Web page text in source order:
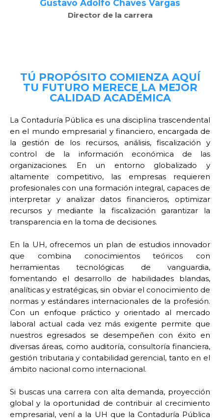
Gustavo Adolfo Chaves Vargas
Director de la carrera
TÚ PROPÓSITO COMIENZA AQUÍ
TU FUTURO MERECE LA MEJOR
CALIDAD ACADÉMICA
La Contaduría Pública es una disciplina trascendental
en el mundo empresarial y financiero, encargada de
la gestión de los recursos, análisis, fiscalización y
control de la información económica de las
organizaciones. En un entorno globalizado y
altamente competitivo, las empresas requieren
profesionales con una formación integral, capaces de
interpretar y analizar datos financieros, optimizar
recursos y mediante la fiscalización garantizar la
transparencia en la toma de decisiones.
En la UH, ofrecemos un plan de estudios innovador
que combina conocimientos teóricos con
herramientas tecnológicas de vanguardia,
fomentando el desarrollo de habilidades blandas,
analíticas y estratégicas, sin obviar el conocimiento de
normas y estándares internacionales de la profesión.
Con un enfoque práctico y orientado al mercado
laboral actual cada vez más exigente permite que
nuestros egresados se desempeñen con éxito en
diversas áreas, como auditoría, consultoría financiera,
gestión tributaria y contabilidad gerencial, tanto en el
ámbito nacional como internacional.
Si buscas una carrera con alta demanda, proyección
global y la oportunidad de contribuir al crecimiento
empresarial, vení a la UH que la Contaduría Pública